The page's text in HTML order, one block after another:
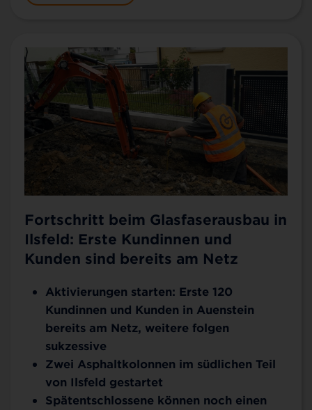
Fortschritt beim Glasfaserausbau in
Ilsfeld: Erste Kundinnen und
Kunden sind bereits am Netz
Aktivierungen starten: Erste 120
Kundinnen und Kunden in Auenstein
bereits am Netz, weitere folgen
sukzessive
Zwei Asphaltkolonnen im südlichen Teil
von Ilsfeld gestartet
Spätentschlossene können noch einen